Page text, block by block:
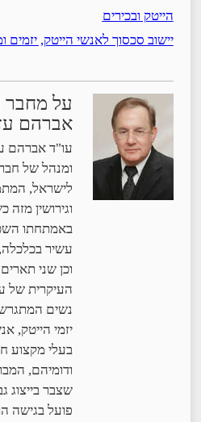
הייטק ובכירים
יישוב סכסוך לאנשי הייטק, יזמים
על מחבר
אברהם
עו"ד אברהם
ומנהל של
לישראל,
וגירושין מזה
באמתחתו
עשיר בכלכלה,
וכן שני
העיקרית של
נשים
יזמי הייטק,
בעלי מקצוע
ודומיהם,
שצבר בייצוג
פועל בגישה